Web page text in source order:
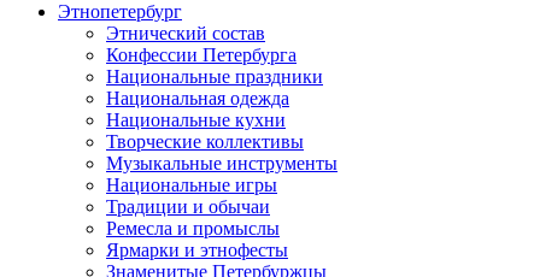
Этнопетербург
Этнический состав
Конфессии Петербурга
Национальные праздники
Национальная одежда
Национальные кухни
Творческие коллективы
Музыкальные инструменты
Национальные игры
Традиции и обычаи
Ремесла и промыслы
Ярмарки и этнофесты
Знаменитые Петербуржцы